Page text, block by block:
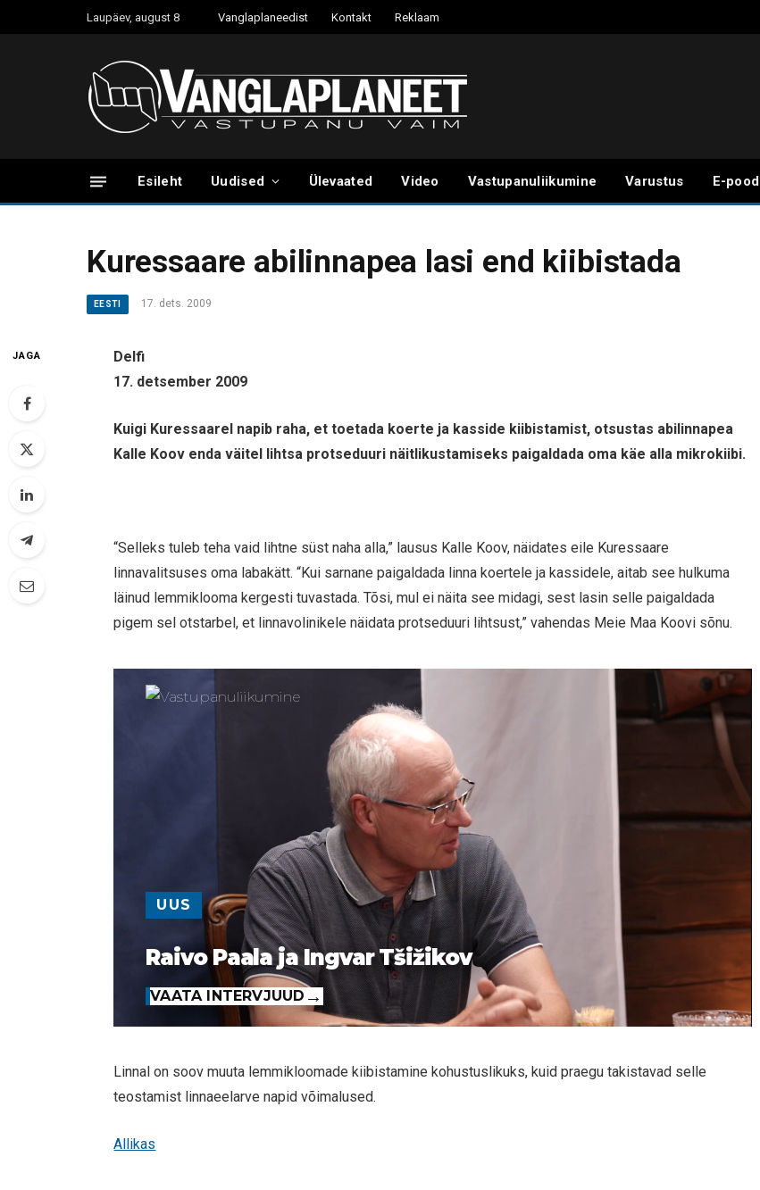
Laupäev, august 8 Vanglaplaneedist Kontakt Reklaam
Esileht Uudised Ülevaated Video Vastupanuliikumine Varustus E-pood
Kuressaare abilinnapea lasi end kiibistada
EESTI 17. dets. 2009
JAGA
Delfi
17. detsember 2009
Kuigi Kuressaarel napib raha, et toetada koerte ja kasside kiibistamist, otsustas abilinnapea
Kalle Koov enda väitel lihtsa protseduuri näitlikustamiseks paigaldada oma käe alla mikrokiibi.
“Selleks tuleb teha vaid lihtne süst naha alla,” lausus Kalle Koov, näidates eile Kuressaare
linnavalitsuses oma labakätt. “Kui sarnane paigaldada linna koertele ja kassidele, aitab see hulkuma
läinud lemmiklooma kergesti tuvastada. Tõsi, mul ei näita see midagi, sest lasin selle paigaldada
pigem sel otstarbel, et linnavolinikele näidata protseduuri lihtsust,” vahendas Meie Maa Koovi sõnu.
UUS
Raivo Paala ja Ingvar Tšižikov
VAATA INTERVJUUD
Linnal on soov muuta lemmikloomade kiibistamine kohustuslikuks, kuid praegu takistavad selle
teostamist linnaeelarve napid võimalused.
Allikas